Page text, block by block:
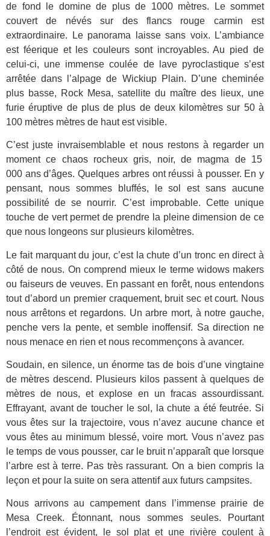
de fond le domine de plus de 1000 mètres. Le sommet
couvert de névés sur des flancs rouge carmin est
extraordinaire. Le panorama laisse sans voix. L’ambiance
est féerique et les couleurs sont incroyables. Au pied de
celui-ci, une immense coulée de lave pyroclastique s’est
arrêtée dans l’alpage de Wickiup Plain. D’une cheminée
plus basse, Rock Mesa, satellite du maître des lieux, une
furie éruptive de plus de plus de deux kilomètres sur 50 à
100 mètres mètres de haut est visible.
C’est juste invraisemblable et nous restons à regarder un
moment ce chaos rocheux gris, noir, de magma de 15
000 ans d’âges. Quelques arbres ont réussi à pousser. En y
pensant, nous sommes bluffés, le sol est sans aucune
possibilité de se nourrir. C’est improbable. Cette unique
touche de vert permet de prendre la pleine dimension de ce
que nous longeons sur plusieurs kilomètres.
Le fait marquant du jour, c’est la chute d’un tronc en direct à
côté de nous. On comprend mieux le terme widows makers
ou faiseurs de veuves. En passant en forêt, nous entendons
tout d’abord un premier craquement, bruit sec et court. Nous
nous arrêtons et regardons. Un arbre mort, à notre gauche,
penche vers la pente, et semble inoffensif. Sa direction ne
nous menace en rien et nous recommençons à avancer.
Soudain, en silence, un énorme tas de bois d’une vingtaine
de mètres descend. Plusieurs kilos passent à quelques de
mètres de nous, et explose en un fracas assourdissant.
Effrayant, avant de toucher le sol, la chute a été feutrée. Si
vous êtes sur la trajectoire, vous n’avez aucune chance et
vous êtes au minimum blessé, voire mort. Vous n’avez pas
le temps de vous pousser, car le bruit n’apparaît que lorsque
l’arbre est à terre. Pas très rassurant. On a bien compris la
leçon et pour la suite on sera attentif aux futurs campsites.
Nous arrivons au campement dans l’immense prairie de
Mesa Creek. Étonnant, nous sommes seules. Pourtant
l’endroit est évident, le sol plat et une rivière coulent à